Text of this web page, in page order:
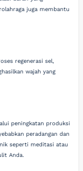
juga membantu
regenerasi sel,
wajah yang
peningkatan produksi
peradangan dan
seperti meditasi atau
Anda.